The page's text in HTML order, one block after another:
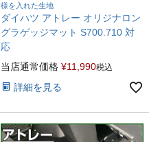
様を入れた生地
ダイハツ アトレー オリジナロン
グラゲッジマット S700.710 対
応
当店通常価格 ¥11,990税込
詳細を見る